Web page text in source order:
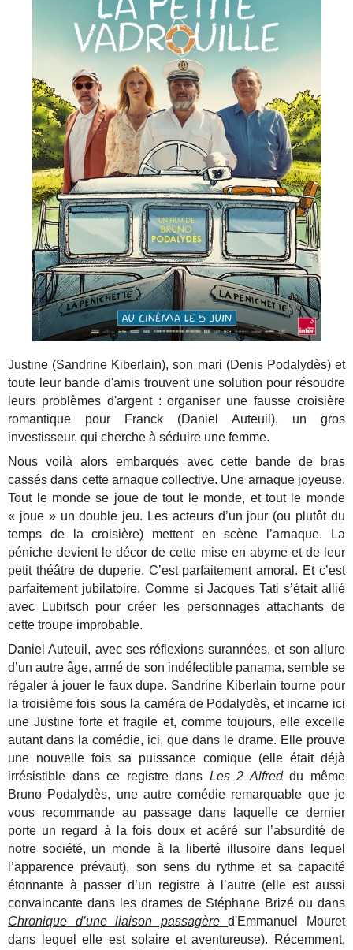
Justine (Sandrine Kiberlain), son mari (Denis Podalydès) et
toute leur bande d'amis trouvent une solution pour résoudre
leurs problèmes d'argent : organiser une fausse croisière
romantique pour Franck (Daniel Auteuil), un gros
investisseur, qui cherche à séduire une femme.
Nous voilà alors embarqués avec cette bande de bras
cassés dans cette arnaque collective. Une arnaque joyeuse.
Tout le monde se joue de tout le monde, et tout le monde
« joue » un double jeu. Les acteurs d’un jour (ou plutôt du
temps de la croisière) mettent en scène l’arnaque. La
péniche devient le décor de cette mise en abyme et de leur
petit théâtre de duperie. C’est parfaitement amoral. Et c’est
parfaitement jubilatoire. Comme si Jacques Tati s’était allié
avec Lubitsch pour créer les personnages attachants de
cette troupe improbable.
Daniel Auteuil, avec ses réflexions surannées, et son allure
d’un autre âge, armé de son indéfectible panama, semble se
régaler à jouer le faux dupe. Sandrine Kiberlaintourne pour
la troisième fois sous la caméra de Podalydès, et incarne ici
une Justine forte et fragile et, comme toujours, elle excelle
autant dans la comédie, ici, que dans le drame. Elle prouve
une nouvelle fois sa puissance comique (elle était déjà
irrésistible dans ce registre dans Les 2 Alfreddu même
Bruno Podalydès, une autre comédie remarquable que je
vous recommande au passage dans laquelle ce dernier
porte un regard à la fois doux et acéré sur l’absurdité de
notre société, un monde à la liberté illusoire dans lequel
l’apparence prévaut), son sens du rythme et sa capacité
étonnante à passer d’un registre à l’autre (elle est aussi
convaincante dans les drames de Stéphane Brizé ou dans
Chronique d’une liaison passagèred'Emmanuel Mouret
dans lequel elle est solaire et aventureuse). Récemment,